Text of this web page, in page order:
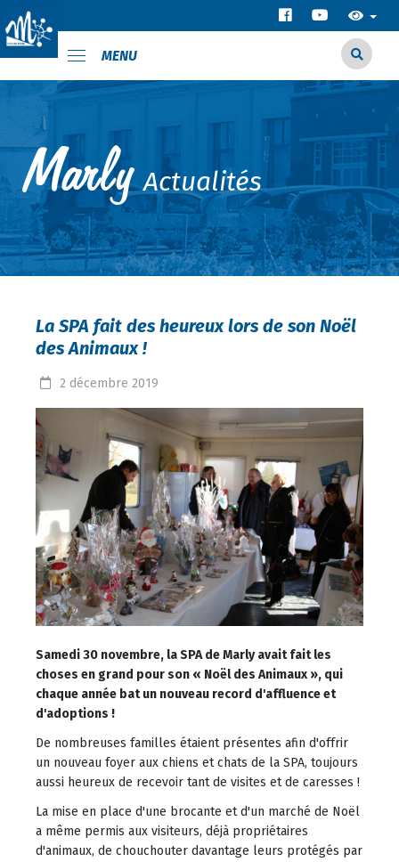
MENU
Actualités
La SPA fait des heureux lors de son Noël
des Animaux !
2 décembre 2019
Samedi 30 novembre, la SPA de Marly avait fait les
choses en grand pour son « Noël des Animaux », qui
chaque année bat un nouveau record d'affluence et
d'adoptions !
De nombreuses familles étaient présentes afin d'offrir
un nouveau foyer aux chiens et chats de la SPA, toujours
aussi heureux de recevoir tant de visites et de caresses !
La mise en place d'une brocante et d'un marché de Noël
a même permis aux visiteurs, déjà propriétaires
d'animaux, de chouchouter davantage leurs protégés par